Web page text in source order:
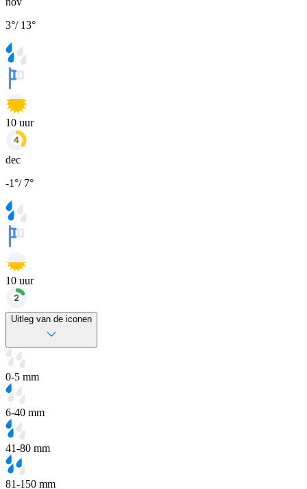
3°/ 13°
10 uur
dec
-1°/ 7°
10 uur
Uitleg van de iconen
0-5 mm
6-40 mm
41-80 mm
81-150 mm